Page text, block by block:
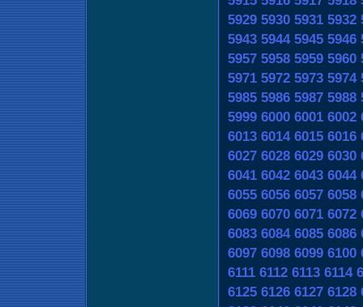
5929 5930 5931 5932
5943 5944 5945 5946
5957 5958 5959 5960
5971 5972 5973 5974
5985 5986 5987 5988
5999 6000 6001 6002
6013 6014 6015 6016
6027 6028 6029 6030
6041 6042 6043 6044
6055 6056 6057 6058
6069 6070 6071 6072
6083 6084 6085 6086
6097 6098 6099 6100
6111 6112 6113 6114
6125 6126 6127 6128